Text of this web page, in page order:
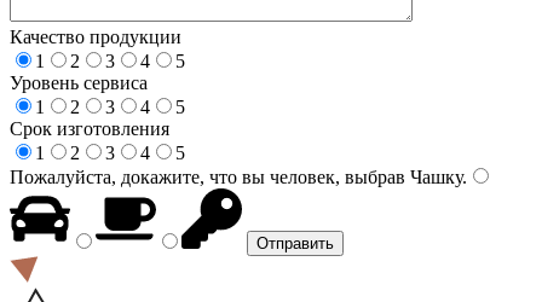
Качество продукции
1
2 3 4
5
Уровень сервиса
1
2 3 4
5
Срок изготовления
1
2 3 4
5
Пожалуйста, докажите, что вы человек, выбрав Чашку.